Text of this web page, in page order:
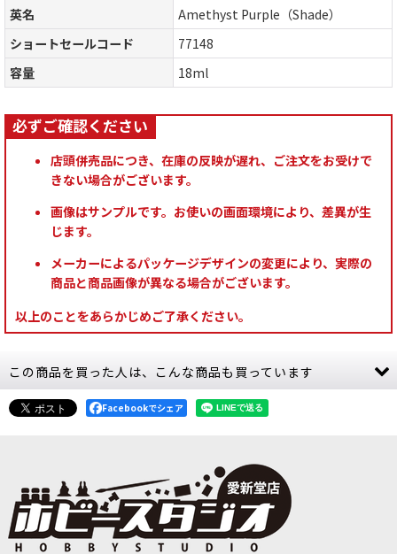
英名
Amethyst Purple（Shade）
ショートセールコード
77148
容量
18ml
店頭併売品につき、在庫の反映が遅れ、ご注文をお受けで
きない場合がございます。
画像はサンプルです。お使いの画面環境により、差異が生
じます。
メーカーによるパッケージデザインの変更により、実際の
商品と商品画像が異なる場合がございます。
以上のことをあらかじめご了承ください。
この商品を買った人は、こんな商品も買っています
Facebookでシェア